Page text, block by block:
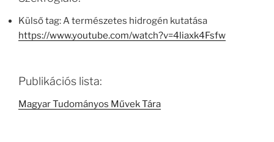
Külső tag: A természetes hidrogén kutatása
https://www.youtube.com/watch?v=4liaxk4Fsfw
Publikációs lista:
Magyar Tudományos Művek Tára